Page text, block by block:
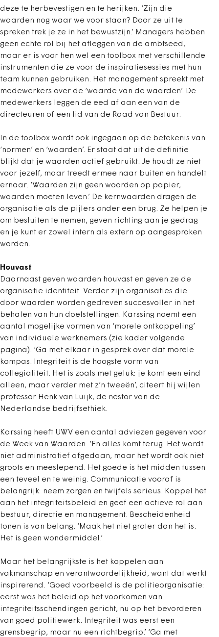
deze te herbevestigen en te herijken. ‘Zijn die
waarden nog waar we voor staan? Door ze uit te
spreken trek je ze in het bewustzijn.’ Managers hebben
geen echte rol bij het afleggen van de ambtseed,
maar er is voor hen wel een toolbox met verschillende
instrumenten die ze voor de inspiratiesessies met hun
team kunnen gebruiken. Het management spreekt met
medewerkers over de ‘waarde van de waarden’. De
medewerkers leggen de eed af aan een van de
directeuren of een lid van de Raad van Bestuur.
In de toolbox wordt ook ingegaan op de betekenis van
‘normen’ en ‘waarden’. Er staat dat uit de definitie
blijkt dat je waarden actief gebruikt. Je houdt ze niet
voor jezelf, maar treedt ermee naar buiten en handelt
ernaar. ‘Waarden zijn geen woorden op papier,
waarden moeten leven.’ De kernwaarden dragen de
organisatie als de pijlers onder een brug. Ze helpen je
om besluiten te nemen, geven richting aan je gedrag
en je kunt er zowel intern als extern op aangesproken
worden.
Houvast
Daarnaast geven waarden houvast en geven ze de
organisatie identiteit. Verder zijn organisaties die
door waarden worden gedreven succesvoller in het
behalen van hun doelstellingen. Karssing noemt een
aantal mogelijke vormen van ‘morele ontkoppeling’
van individuele werknemers (zie kader volgende
pagina). ‘Ga met elkaar in gesprek over dat morele
kompas. Integriteit is de hoogste vorm van
collegialiteit. Het is zoals met geluk: je komt een eind
alleen, maar verder met z’n tweeën’, citeert hij wijlen
professor Henk van Luijk, de nestor van de
Nederlandse bedrijfsethiek.
Karssing heeft UWV een aantal adviezen gegeven voor
de Week van Waarden. ‘En alles komt terug. Het wordt
niet administratief afgedaan, maar het wordt ook niet
groots en meeslepend. Het goede is het midden tussen
een teveel en te weinig. Communicatie vooraf is
belangrijk: neem zorgen en twijfels serieus. Koppel het
aan het integriteitsbeleid en geef een actieve rol aan
bestuur, directie en management. Bescheidenheid
tonen is van belang. ‘Maak het niet groter dan het is.
Het is geen wondermiddel.’
Maar het belangrijkste is het koppelen aan
vakmanschap en verantwoordelijkheid, want dat werkt
inspirerend. ‘Goed voorbeeld is de politieorganisatie:
eerst was het beleid op het voorkomen van
integriteitsschendingen gericht, nu op het bevorderen
van goed politiewerk. Integriteit was eerst een
grensbegrip, maar nu een richtbegrip.’ ‘Ga met